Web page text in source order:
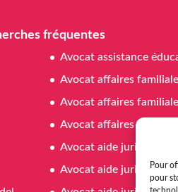
Pour
pour
fréquentes
Avocat assistance
Avocat affaires
Avocat affaires
Avocat affaires
Avocat aide
Avocat aide